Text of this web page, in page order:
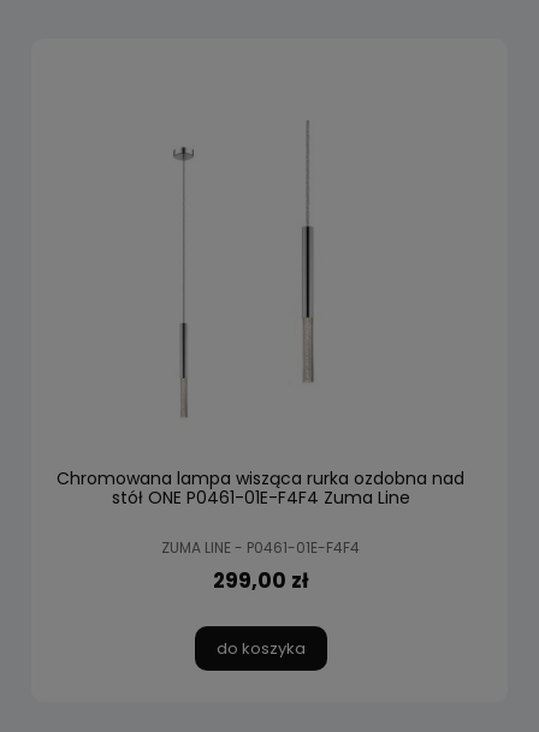
Chromowana lampa wisząca rurka ozdobna nad
stół ONE P0461-01E-F4F4 Zuma Line
ZUMA LINE - P0461-01E-F4F4
299,00 zł
do koszyka